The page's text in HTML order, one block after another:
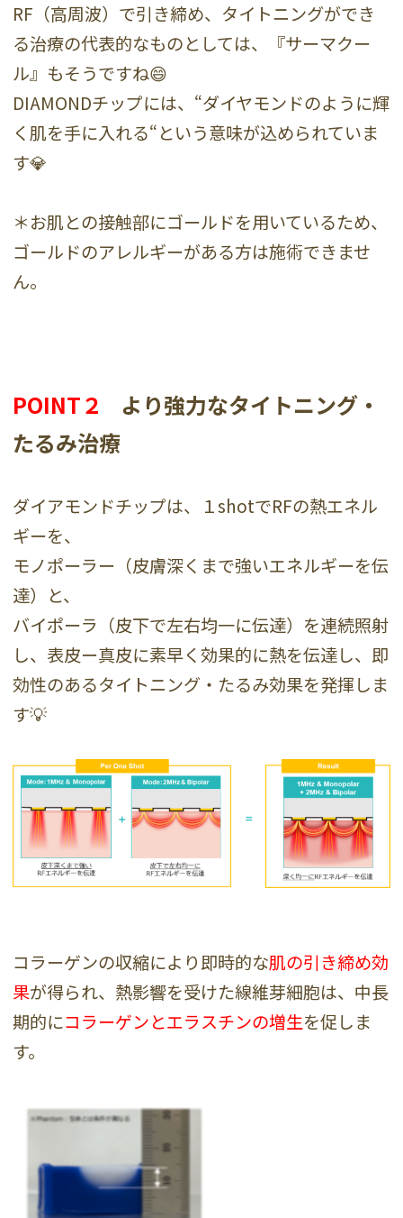
RF（高周波）で引き締め、タイトニングができ
る治療の代表的なものとしては、『サーマクー
ル』もそうですね😄
DIAMONDチップには、“ダイヤモンドのように輝
く肌を手に入れる“という意味が込められていま
す💎
＊お肌との接触部にゴールドを用いているため、
ゴールドのアレルギーがある方は施術できませ
ん。
POINT２
より強力なタイトニング・
たるみ治療
ダイアモンドチップは、１shotでRFの熱エネル
ギーを、
モノポーラー（皮膚深くまで強いエネルギーを伝
達）と、
バイポーラ（皮下で左右均一に伝達）を連続照射
し、表皮ー真皮に素早く効果的に熱を伝達し、即
効性のあるタイトニング・たるみ効果を発揮しま
す💡
コラーゲンの収縮により即時的な肌の引き締め効
果が得られ、熱影響を受けた線維芽細胞は、中長
期的にコラーゲンとエラスチンの増生を促しま
す。